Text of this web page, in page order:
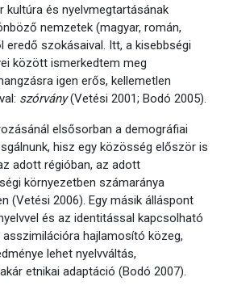
kultúra és nyelvmegtartásának
nemzetek (magyar, román,
eredő szokásaival. Itt, a kisebbségi
között ismerkedtem meg
igen erős, kellemetlen
szórvány(Vetési 2001; Bodó 2005).
elsősorban a demográfiai
hisz egy közösség először is
adott régióban, az adott
környezetben számaránya
(Vetési 2006). Egy másik álláspont
és az identitással kapcsolható
hajlamosító közeg,
lehet nyelvváltás,
etnikai adaptáció (Bodó 2007).